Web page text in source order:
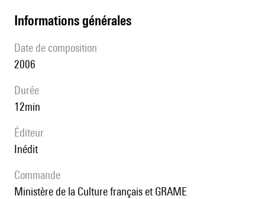
informations générales
date de composition
2006
durée
12min
éditeur
Inédit
Commande
Ministère de la Culture français et GRAME